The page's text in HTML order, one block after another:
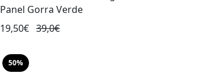
Panel Gorra Verde
19,50€ 39,0€
50%